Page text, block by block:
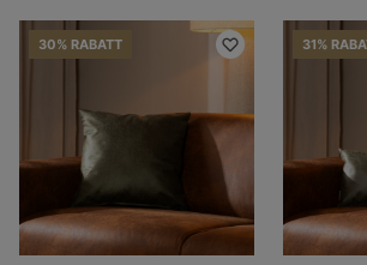
30% RABATT 31%